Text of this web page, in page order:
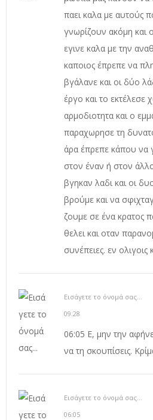
παει καλα με αυτούς
γνωρίζουν ακόμη και
εγινε καλα με την
καποιος έπρεπε να
βγάλανε και οι δύο
έργο και το εκτέλεσε
αρμοδιοτητα και ο
παραχωρησε τη
άρα έπρεπε κάπου να
στον έναν ή στον
βγηκαν λαδι και οι
βρούμε και να
ζουμε σε ένα κρατος
θελει και οταν
συνέπειες. εν
Εισάγετε το όνομά σας...
09:28
06:05 Ε, μην την
να τη σκουπίσεις.
Εισάγετε το όνομά σας...
06:05